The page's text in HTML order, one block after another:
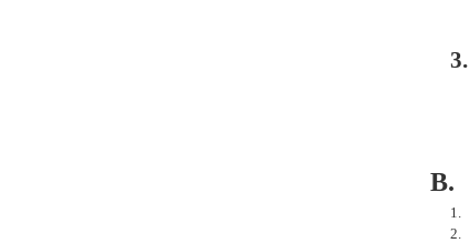
3.
B.
1.
2.